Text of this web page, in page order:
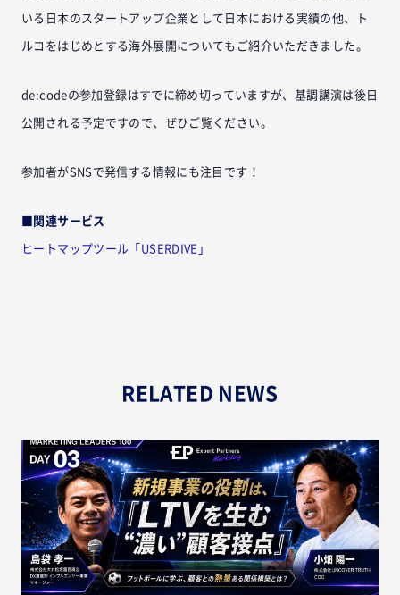
いる日本のスタートアップ企業として日本における実績の他、ト
ルコをはじめとする海外展開についてもご紹介いただきました。
de:codeの参加登録はすでに締め切っていますが、基調講演は後日
公開される予定ですので、ぜひご覧ください。
参加者がSNSで発信する情報にも注目です！
■関連サービス
ヒートマップツール「USERDIVE」
RELATED NEWS